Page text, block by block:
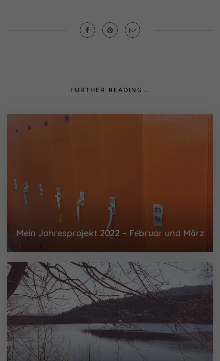
FURTHER READING...
Mein Jahresprojekt 2022 – Februar und März